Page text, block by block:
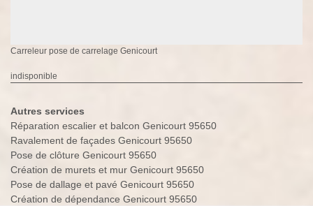
Carreleur pose de carrelage Genicourt
indisponible
Autres services
Réparation escalier et balcon Genicourt 95650
Ravalement de façades Genicourt 95650
Pose de clôture Genicourt 95650
Création de murets et mur Genicourt 95650
Pose de dallage et pavé Genicourt 95650
Création de dépendance Genicourt 95650